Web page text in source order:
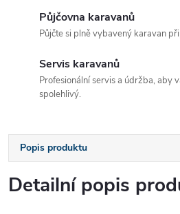
Půjčovna karavanů
Půjčte si plně vybavený karavan
Servis karavanů
Profesionální servis a údržba, aby
spolehlivý.
Popis produktu
Detailní popis